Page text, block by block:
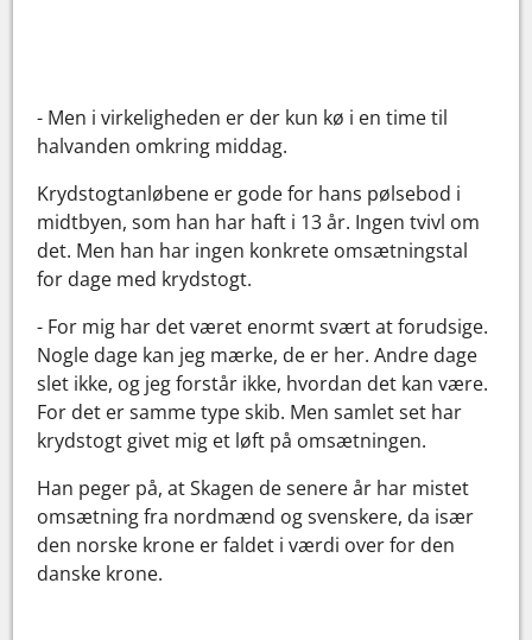
- Men i virkeligheden er der kun kø i en time til
halvanden omkring middag.
Krydstogtanløbene er gode for hans pølsebod i
midtbyen, som han har haft i 13 år. Ingen tvivl om
det. Men han har ingen konkrete omsætningstal
for dage med krydstogt.
- For mig har det været enormt svært at forudsige.
Nogle dage kan jeg mærke, de er her. Andre dage
slet ikke, og jeg forstår ikke, hvordan det kan være.
For det er samme type skib. Men samlet set har
krydstogt givet mig et løft på omsætningen.
Han peger på, at Skagen de senere år har mistet
omsætning fra nordmænd og svenskere, da især
den norske krone er faldet i værdi over for den
danske krone.